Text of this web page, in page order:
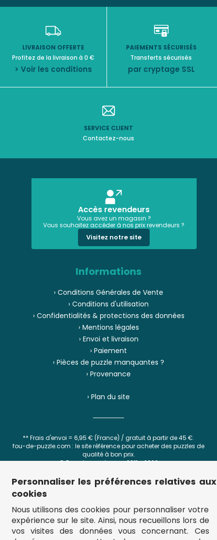
PrixLe moins cher
LIVRAISON OFFERTE
Profitez de la livraison à 0 €
> Voir les conditions
PAIEMENTS SÉCURISÉS
Transferts sécurisés
par cryptage SSL
SERVICE CLIENT
Contactez-nous
Accès revendeurs
Vous avez un magasin ?
Vous souhaitez accéder à nos prix revendeurs ?
Visitez notre site
Informations
› Conditions Générales de Vente
› Conditions d'utilisation
› Confidentialités & protections des données
› Mentions légales
› Envoi et livraison
› Paiement
› Pièces de puzzle manquantes ?
› Provenance
› Plan du site
** Frais d'envoi = 6,95 € (France) / gratuit à partir de 45 €.
fou-de-puzzle.com : le site référence pour acheter des puzzles de
qualité à bon prix.
© Fou-de-puzzle.com 2011 - 2026
Personnaliser les préférences relatives aux
cookies
Nous utilisons des cookies pour personnaliser votre
expérience sur le site. Ainsi, nous recueillons lors de
vos visites des données vous concernant. Ces